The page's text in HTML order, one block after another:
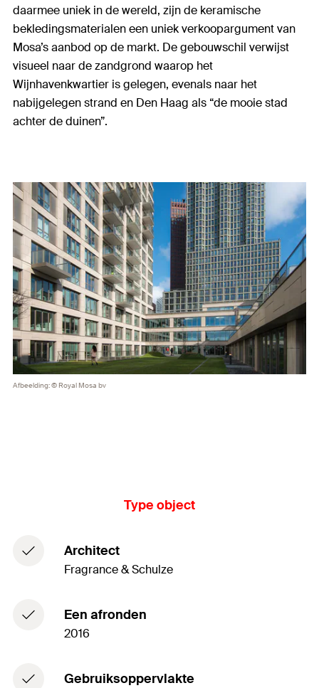
daarmee uniek in de wereld, zijn de keramische
bekledingsmaterialen een uniek verkoopargument van
Mosa’s aanbod op de markt. De gebouwschil verwijst
visueel naar de zandgrond waarop het
Wijnhavenkwartier is gelegen, evenals naar het
nabijgelegen strand en Den Haag als “de mooie stad
achter de duinen”.
Afbeelding: © Royal Mosa bv
Type object
Architect
Fragrance & Schulze
Een afronden
2016
Gebruiksoppervlakte